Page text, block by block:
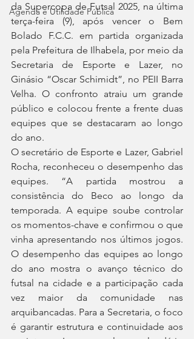
Agenda e Utilidade Pública
da Supercopa de Futsal 2025, na última
terça-feira (9), após vencer o Bem
Bolado F.C.C. em partida organizada
pela Prefeitura de Ilhabela, por meio da
Secretaria de Esporte e Lazer, no
Ginásio “Oscar Schimidt”, no PEII Barra
Velha. O confronto atraiu um grande
público e colocou frente a frente duas
equipes que se destacaram ao longo
do ano.
O secretário de Esporte e Lazer, Gabriel
Rocha, reconheceu o desempenho das
equipes. “A partida mostrou a
consistência do Beco ao longo da
temporada. A equipe soube controlar
os momentos-chave e confirmou o que
vinha apresentando nos últimos jogos.
O desempenho das equipes ao longo
do ano mostra o avanço técnico do
futsal na cidade e a participação cada
vez maior da comunidade nas
arquibancadas. Para a Secretaria, o foco
é garantir estrutura e continuidade aos